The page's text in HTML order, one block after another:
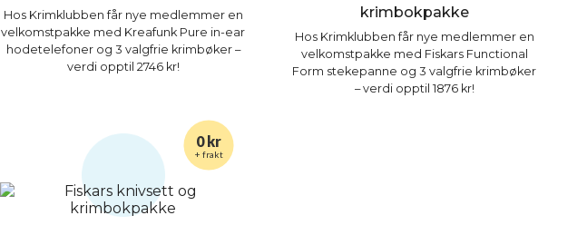
Hos Krimklubben får nye medlemmer en
velkomstpakke med Kreafunk Pure in-ear
hodetelefoner og 3 valgfrie krimbøker –
verdi opptil 2746 kr!
krimbokpakke
Hos Krimklubben får nye medlemmer en
velkomstpakke med Fiskars Functional
Form stekepanne og 3 valgfrie krimbøker
– verdi opptil 1876 kr!
0 kr
+ frakt